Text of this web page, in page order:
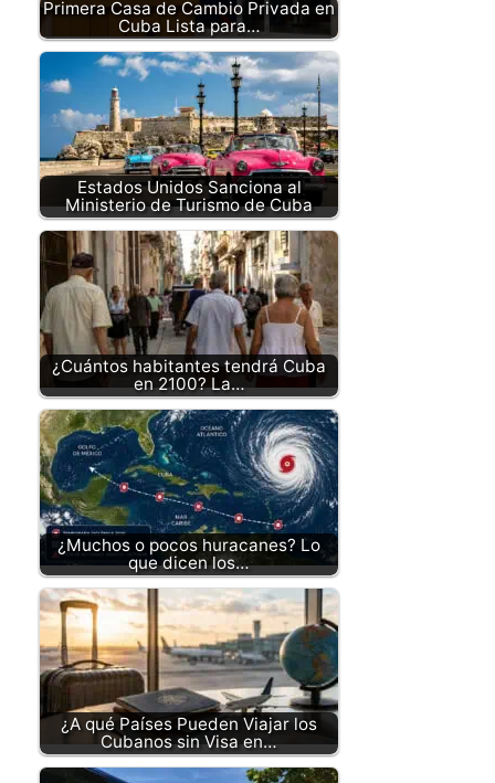
Primera Casa de Cambio Privada en
Cuba Lista para…
Estados Unidos Sanciona al
Ministerio de Turismo de Cuba
¿Cuántos habitantes tendrá Cuba
en 2100? La…
¿Muchos o pocos huracanes? Lo
que dicen los…
¿A qué Países Pueden Viajar los
Cubanos sin Visa en…